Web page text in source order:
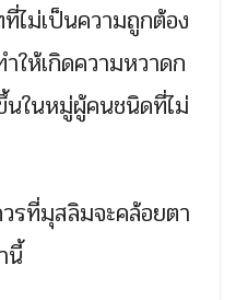
ไม่เป็นความถูกต้อง
ำให้เกิดความหวาดก
นในหมู่ผู้คนชนิดที่ไม่
รที่มุสลิมจะคล้อยตา
นี้